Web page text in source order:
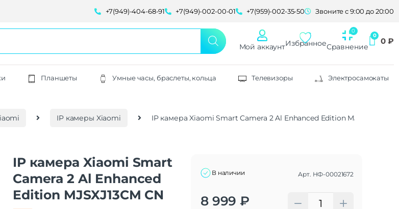
+7(949)-404-68-91 +7(949)-002-00-01 +7(959)-002-35-50 Звоните с 9:00 до 20:00
Мой аккаунтИзбранноеСравнение
0 ₽
Планшеты Умные часы, браслеты, кольца Телевизоры Электросамокаты
IP камеры Xiaomi IP камера Xiaomi Smart Camera 2 Al Enhanced Edition MJSXJ13CM
IP камера Xiaomi Smart
Camera 2 Al Enhanced
Edition MJSXJ13CM CN
В наличии Арт. НФ-00021672
8 999 ₽
Alternative: